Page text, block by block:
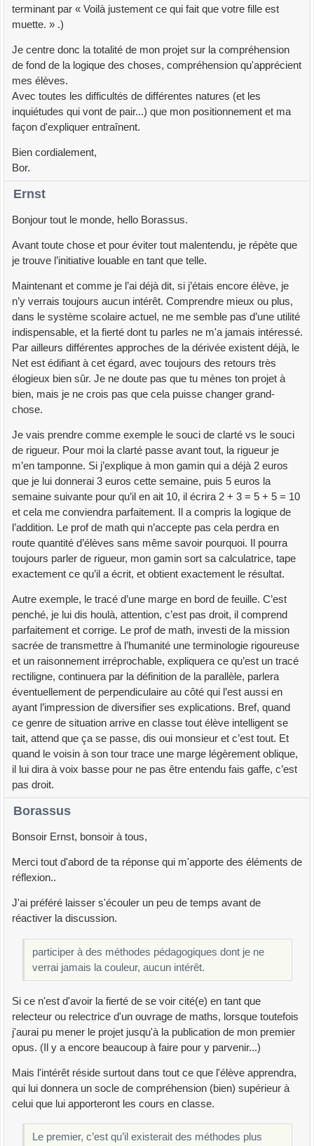
terminant par « Voilà justement ce qui fait que votre fille est
muette. » .)
Je centre donc la totalité de mon projet sur la compréhension
de fond de la logique des choses, compréhension qu'apprécient
mes élèves.
Avec toutes les difficultés de différentes natures (et les
inquiétudes qui vont de pair...) que mon positionnement et ma
façon d'expliquer entraînent.
Bien cordialement,
Bor.
Ernst
Bonjour tout le monde, hello Borassus.
Avant toute chose et pour éviter tout malentendu, je répète que
je trouve l’initiative louable en tant que telle.
Maintenant et comme je l’ai déjà dit, si j’étais encore élève, je
n’y verrais toujours aucun intérêt. Comprendre mieux ou plus,
dans le système scolaire actuel, ne me semble pas d’une utilité
indispensable, et la fierté dont tu parles ne m'a jamais intéressé.
Par ailleurs différentes approches de la dérivée existent déjà, le
Net est édifiant à cet égard, avec toujours des retours très
élogieux bien sûr. Je ne doute pas que tu mènes ton projet à
bien, mais je ne crois pas que cela puisse changer grand-
chose.
Je vais prendre comme exemple le souci de clarté vs le souci
de rigueur. Pour moi la clarté passe avant tout, la rigueur je
m’en tamponne. Si j’explique à mon gamin qui a déjà 2 euros
que je lui donnerai 3 euros cette semaine, puis 5 euros la
semaine suivante pour qu’il en ait 10, il écrira 2 + 3 = 5 + 5 = 10
et cela me conviendra parfaitement. Il a compris la logique de
l’addition. Le prof de math qui n’accepte pas cela perdra en
route quantité d’élèves sans même savoir pourquoi. Il pourra
toujours parler de rigueur, mon gamin sort sa calculatrice, tape
exactement ce qu’il a écrit, et obtient exactement le résultat.
Autre exemple, le tracé d’une marge en bord de feuille. C’est
penché, je lui dis houlà, attention, c’est pas droit, il comprend
parfaitement et corrige. Le prof de math, investi de la mission
sacrée de transmettre à l’humanité une terminologie rigoureuse
et un raisonnement irréprochable, expliquera ce qu’est un tracé
rectiligne, continuera par la définition de la parallèle, parlera
éventuellement de perpendiculaire au côté qui l’est aussi en
ayant l’impression de diversifier ses explications. Bref, quand
ce genre de situation arrive en classe tout élève intelligent se
tait, attend que ça se passe, dis oui monsieur et c’est tout. Et
quand le voisin à son tour trace une marge légèrement oblique,
il lui dira à voix basse pour ne pas être entendu fais gaffe, c’est
pas droit.
Borassus
Bonsoir Ernst, bonsoir à tous,
Merci tout d'abord de ta réponse qui m'apporte des éléments de
réflexion..
J'ai préféré laisser s'écouler un peu de temps avant de
réactiver la discussion.
participer à des méthodes pédagogiques dont je ne
verrai jamais la couleur, aucun intérêt.
Si ce n'est d'avoir la fierté de se voir cité(e) en tant que
relecteur ou relectrice d'un ouvrage de maths, lorsque toutefois
j'aurai pu mener le projet jusqu'à la publication de mon premier
opus. (Il y a encore beaucoup à faire pour y parvenir...)
Mais l'intérêt réside surtout dans tout ce que l'élève apprendra,
qui lui donnera un socle de compréhension (bien) supérieur à
celui que lui apporteront les cours en classe.
Le premier, c’est qu’il existerait des méthodes plus